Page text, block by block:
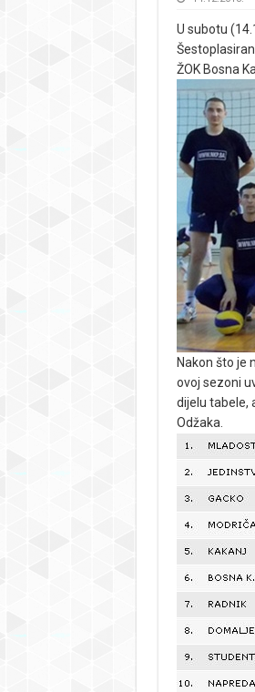
U subotu
ŽOK Bosna
Nakon što je
ovoj sezoni
dijelu tabele,
Odžaka.